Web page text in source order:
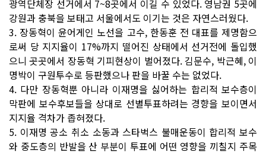
광역단체장 선거에서 7~8곳에서 이길 수 있었다. 영남권 5곳에
강원과 충북을 보태고 서울에서도 이기는 것은 자연스러웠다.
3. 장동혁이 윤어게인 노선을 고수, 한동훈 전 대표를 제명함으
로써 당 지지율이 17%까지 떨어진 상태에서 선거전에 돌입했
으니 곳곳에서 장동혁 기피현상이 벌어졌다. 김문수, 박근혜, 이
명박이 구원투수로 등판했으나 판을 바꿀 수는 없었다.
4. 다만 장동혁뿐 아니라 이재명을 싫어하는 합리적 보수층이
막판에 보수후보들을 상대로 선별투표하려는 경향을 보이면서
지지율 격차가 좁혀졌다.
5. 이재명 공소 취소 소동과 스타벅스 불매운동이 합리적 보수
와 중도층의 반발을 산 부분이 투표에 어떤 영향을 끼칠지 주목